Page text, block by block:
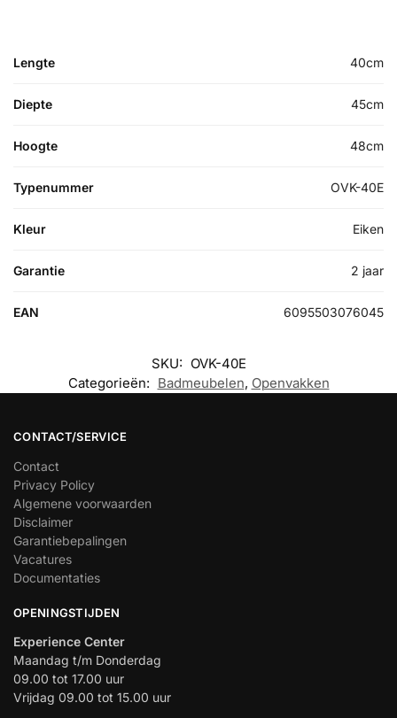
Lengte 40cm
Diepte 45cm
Hoogte 48cm
Typenummer OVK-40E
Kleur Eiken
Garantie 2 jaar
EAN 6095503076045
SKU: OVK-40E
Categorieën: Badmeubelen, Openvakken
CONTACT/SERVICE
Contact
Privacy Policy
Algemene voorwaarden
Disclaimer
Garantiebepalingen
Vacatures
Documentaties
OPENINGSTIJDEN
Experience Center
Maandag t/m Donderdag
09.00 tot 17.00 uur
Vrijdag 09.00 tot 15.00 uur